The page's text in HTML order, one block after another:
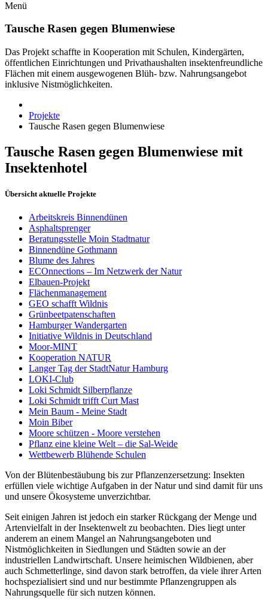
Menü
Tausche Rasen gegen Blumenwiese
Das Projekt schaffte in Kooperation mit Schulen, Kindergärten,
öffentlichen Einrichtungen und Privathaushalten insektenfreundliche
Flächen mit einem ausgewogenen Blüh- bzw. Nahrungsangebot
inklusive Nistmöglichkeiten.
Projekte
Tausche Rasen gegen Blumenwiese
Tausche Rasen gegen Blumenwiese mit
Insektenhotel
Übersicht aktuelle Projekte
Arbeitskreis Binnendünen
Asphaltsprenger
Beratungsstelle Moin Stadtnatur
Binnendüne Gothmann
Blume des Jahres
ECOnnections – Im Netzwerk der Natur
Elbauen-Projekt
Flächenmanagement
GEO schafft Wildnis
Grünbeetpatenschaften
Hamburger Wandergarten
Initiative Wildnis in Deutschland
Moor-MINT
Kooperation NATUR
Langer Tag der StadtNatur Hamburg
LOKI-Club
Loki Schmidt Silberpflanze
Loki Schmidt trifft Curt Mast
Mein Baum - Meine Stadt
Moin Biber
Moore schützen - Moore verstehen
Pflanz eine kleine Welt – die Sal-Weide
Wettbewerb Blühende Schulen
Von der Blütenbestäubung bis zur Pflanzenzersetzung: Insekten
erfüllen viele wichtige Aufgaben in der Natur und sind damit für uns
und unsere Ökosysteme unverzichtbar.
Seit einigen Jahren ist jedoch ein starker Rückgang der Menge und
Artenvielfalt in der Insektenwelt zu beobachten. Dies liegt unter
anderem an einem Mangel an Nahrungsangeboten und
Nistmöglichkeiten in Siedlungen und Städten sowie an der
industriellen Landwirtschaft. Unsere heimischen Wildbienen, aber
auch Schmetterlinge, sind davon stark betroffen, da viele ihrer Arten
hochspezialisiert sind und nur bestimmte Pflanzengruppen als
Nahrungsquelle für sich nutzen können.